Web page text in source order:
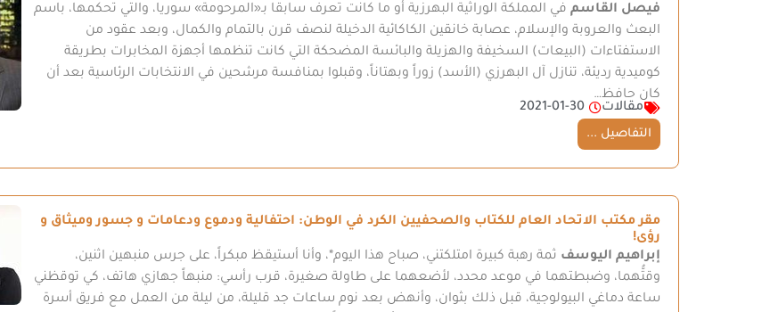
فيصل القاسم في المملكة الوراثية البهرزية أو ما كانت تعرف سابقا بـ«المرحومة» سوريا، والتي تحكمها، باسم
البعث والعروبة والإسلام، عصابة خانقين الكاكائية الدخيلة لنصف قرن بالتمام والكمال، وبعد عقود من
الاستفتاءات (البيعات) السخيفة والهزيلة والبائسة المضحكة التي كانت تنظمها أجهزة المخابرات بطريقة
كوميدية رديئة، تنازل آل البهرزي (الأسد) زوراً وبهتاناً، وقبلوا بمنافسة مرشحين في الانتخابات الرئاسية بعد أن
كان حافظ…
مقالات
2021-01-30
التفاصيل ...
مقر مكتب الاتحاد العام للكتاب والصحفيين الكرد في الوطن: احتفالية ودموع ودعامات و جسور وميثاق و
رؤى!
إبراهيم اليوسف ثمة رهبة كبيرة امتلكتني، صباح هذا اليوم*، وأنا أستيقظ مبكراً، على جرس منبهين اثنين،
وقتُّهما، وضبطتهما في موعد محدد، لأضعهما على طاولة صغيرة، قرب رأسي: منبهاً جهازي هاتف، كي توقظني
ساعة دماغي البيولوجية، قبل ذلك بثوان، وأنهض بعد نوم ساعات جد قليلة، من ليلة من العمل مع فريق أسرة